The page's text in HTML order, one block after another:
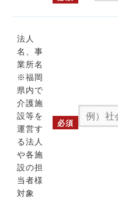
法人
名、事
業所名
必須
※福岡
県内で
介護施
設等を
運営す
る法人
や各施
設の担
当者様
対象